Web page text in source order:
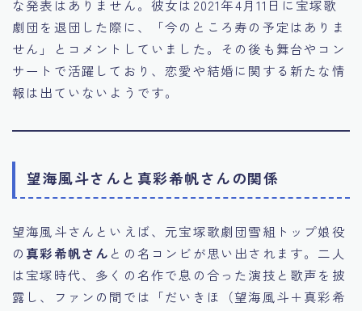
な発表はありません。彼女は2021年4月11日に宝塚歌
劇団を退団した際に、「今のところ寿の予定はありま
せん」とコメントしていました。その後も舞台やコン
サートで活躍しており、恋愛や結婚に関する新たな情
報は出ていないようです。
望海風斗さんと真彩希帆さんの関係
望海風斗さんといえば、元宝塚歌劇団雪組トップ娘役
の 真彩希帆さん との名コンビが思い出されます。二人
は宝塚時代、多くの名作で息の合った演技と歌声を披
露し、ファンの間では「だいきほ（望海風斗＋真彩希